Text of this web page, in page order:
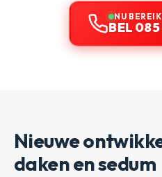
NU
BEL
Nieuwe
daken en sedum